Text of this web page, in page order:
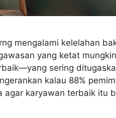
mengalami kelelahan
yang ketat
sering
kalau 88%
agar karyawan terbaik itu